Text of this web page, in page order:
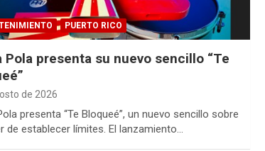
PUERTO RICO
Pola presenta su nuevo sencillo “Te
de 2026
presenta “Te Bloqueé”, un nuevo sencillo sobre
de establecer límites. El lanzamiento…